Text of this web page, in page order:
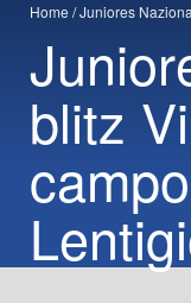
Home Juniores
blitz